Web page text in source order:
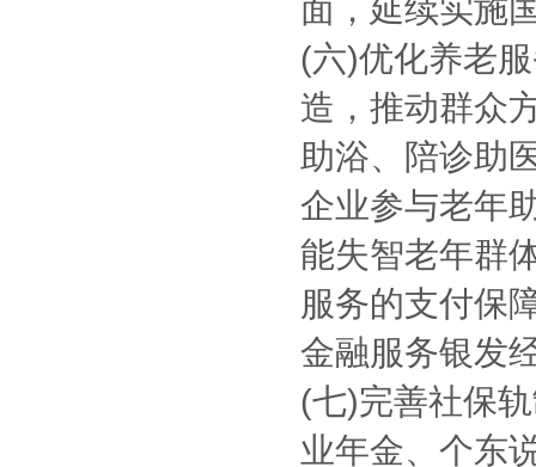
面，延续实施
(六)优化养老
造，推动群众
助浴、陪诊助
企业参与老年
能失智老年群
服务的支付保
金融服务银发
(七)完善社保
业年金、个东